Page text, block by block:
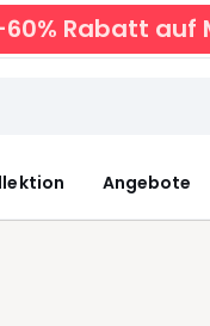
-60% Rabatt
Angebote